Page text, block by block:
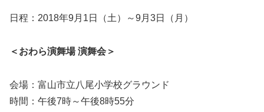
日程：2018年9月1日（土）～9月3日（月）
＜おわら演舞場 演舞会＞
会場：富山市立八尾小学校グラウンド
時間：午後7時～午後8時55分